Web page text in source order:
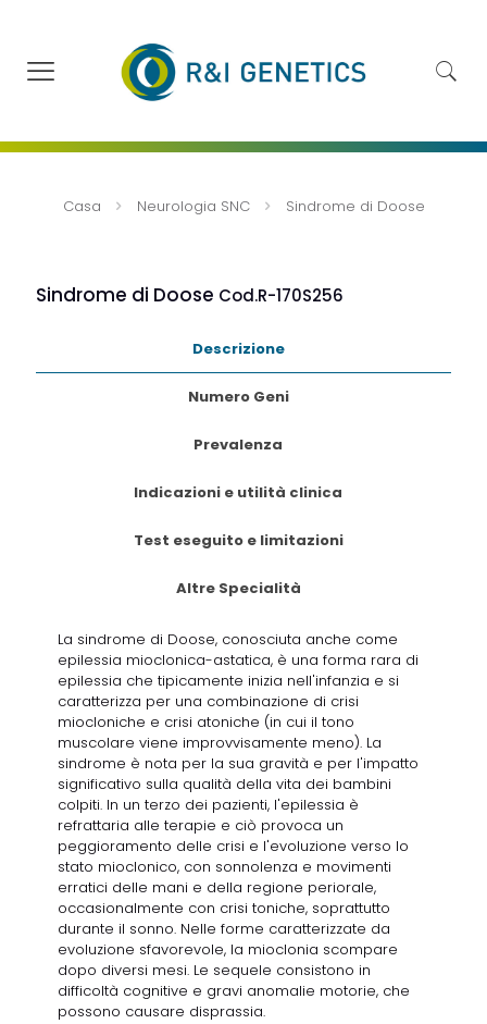
Casa Neurologia SNC Sindrome di Doose
Sindrome di Doose Cod.R-170S256
Descrizione
Numero Geni
Prevalenza
Indicazioni e utilità clinica
Test eseguito e limitazioni
Altre Specialità
La sindrome di Doose, conosciuta anche come
epilessia mioclonica-astatica, è una forma rara di
epilessia che tipicamente inizia nell'infanzia e si
caratterizza per una combinazione di crisi
miocloniche e crisi atoniche (in cui il tono
muscolare viene improvvisamente meno). La
sindrome è nota per la sua gravità e per l'impatto
significativo sulla qualità della vita dei bambini
colpiti. In un terzo dei pazienti, l'epilessia è
refrattaria alle terapie e ciò provoca un
peggioramento delle crisi e l'evoluzione verso lo
stato mioclonico, con sonnolenza e movimenti
erratici delle mani e della regione periorale,
occasionalmente con crisi toniche, soprattutto
durante il sonno. Nelle forme caratterizzate da
evoluzione sfavorevole, la mioclonia scompare
dopo diversi mesi. Le sequele consistono in
difficoltà cognitive e gravi anomalie motorie, che
possono causare disprassia.